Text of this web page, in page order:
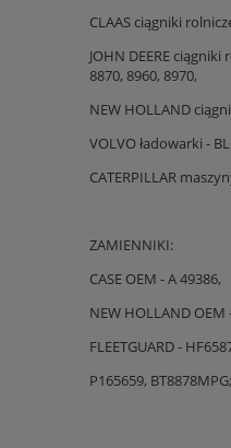
CLAAS ciągniki
JOHN DEERE ciągniki
8870, 8960, 8970,
NEW HOLLAND
VOLVO ładowarki -
CATERPILLAR
ZAMIENNIKI:
CASE OEM - A 49386,
NEW HOLLAND OEM
FLEETGUARD -
P165659,